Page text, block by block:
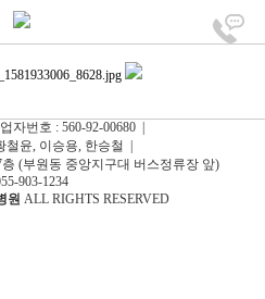
자번호 : 560-92-00680 |
철윤, 이승용, 한승철 |
(부원동 중앙지구대 버스정류장 앞)
903-1234
원 ALL RIGHTS RESERVED